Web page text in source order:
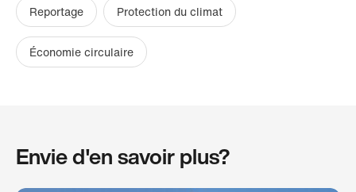
Reportage
Protection du climat
Économie circulaire
Envie d'en savoir plus?